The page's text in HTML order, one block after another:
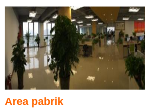
Area pabrik